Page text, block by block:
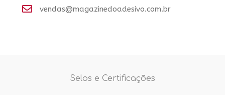
vendas@magazinedoadesivo.com.br
Selos e Certificações